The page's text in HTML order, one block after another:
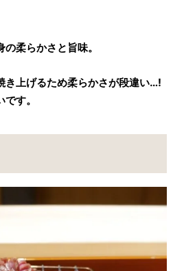
柔らかさと旨味。
き上げるため柔らかさが段違い…!⁡
す。⁡